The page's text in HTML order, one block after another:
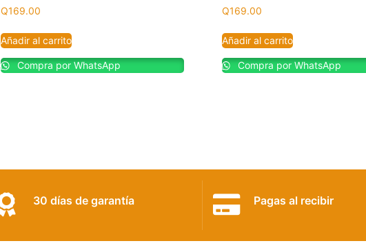
Q169.00
Añadir al carrito
Compra por WhatsApp
Q169.00
Añadir al carrito
Compra por WhatsApp
30 días de garantía Pagas al recibir